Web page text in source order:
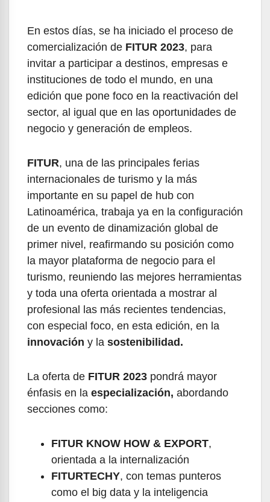
En estos días, se ha iniciado el proceso de
comercialización de FITUR 2023, para
invitar a participar a destinos, empresas e
instituciones de todo el mundo, en una
edición que pone foco en la reactivación del
sector, al igual que en las oportunidades de
negocio y generación de empleos.
FITUR, una de las principales ferias
internacionales de turismo y la más
importante en su papel de hub con
Latinoamérica, trabaja ya en la configuración
de un evento de dinamización global de
primer nivel, reafirmando su posición como
la mayor plataforma de negocio para el
turismo, reuniendo las mejores herramientas
y toda una oferta orientada a mostrar al
profesional las más recientes tendencias,
con especial foco, en esta edición, en la
innovación y la sostenibilidad.
La oferta de FITUR 2023 pondrá mayor
énfasis en la especialización, abordando
secciones como:
FITUR KNOW HOW & EXPORT,
orientada a la internalización
FITURTECHY, con temas punteros
como el big data y la inteligencia